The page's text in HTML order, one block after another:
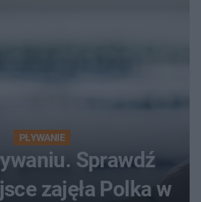
PŁYWANIE
Sprawdź
zajęła Polka w